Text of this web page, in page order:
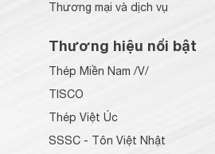
Thương mại và dịch vụ
Thương hiệu nổi bật
Thép Miền Nam /V/
TISCO
Thép Việt Úc
SSSC - Tôn Việt Nhật